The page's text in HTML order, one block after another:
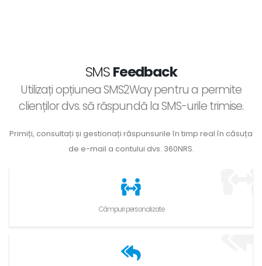
SMSFeedback
Utilizați opțiunea SMS2Way pentru a permite
clienților dvs. să răspundă la SMS-urile trimise.
Primiți, consultați și gestionați răspunsurile în timp real în căsuța
de e-mail a contului dvs. 360NRS.
Câmpuri personalizate